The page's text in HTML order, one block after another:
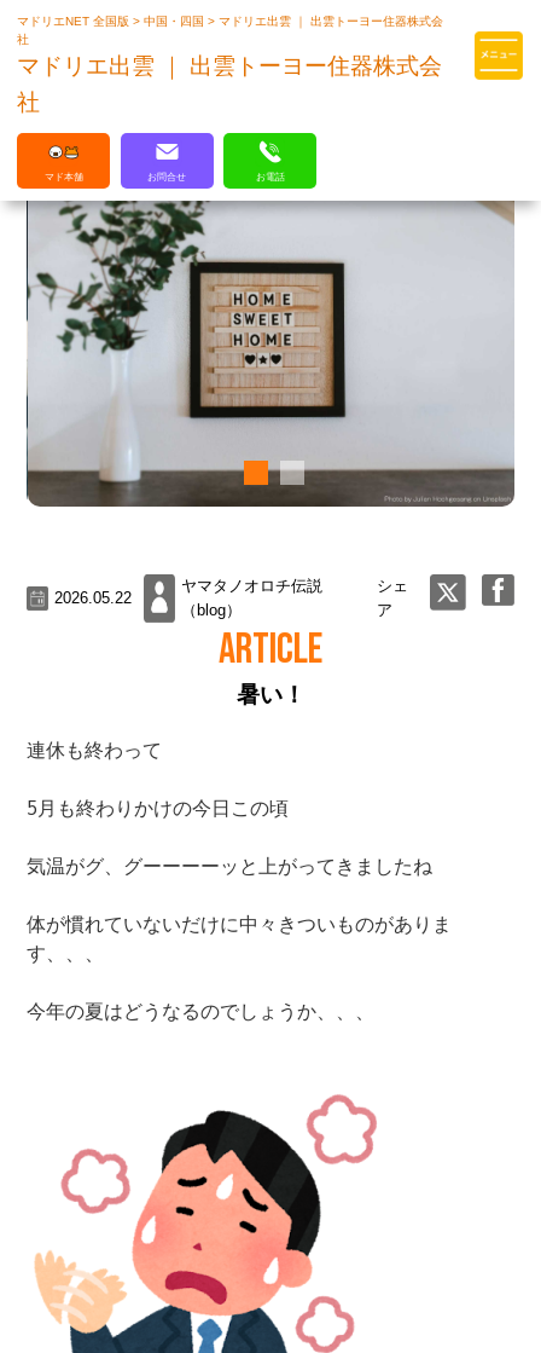
マドリエはLIXILの厳しい基準を
マドリエNET 全国版>中国・四国>マドリエ出雲 ｜ 出雲トーヨー住器株式会
社
マドリエ出雲 ｜ 出雲トーヨー住器株式会
社
マド本舗 お問合せ お電話
2026.05.22
ヤマタノオロチ伝説
（blog）
シェ
ア
ARTICLE
暑い！